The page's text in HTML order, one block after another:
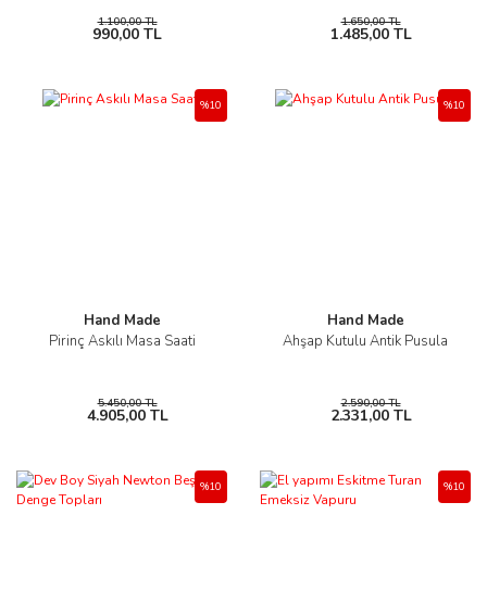
1.100,00 TL
990,00 TL
1.650,00 TL
1.485,00 TL
Hand Made
Pirinç Askılı Masa Saati
%10
5.450,00 TL
4.905,00 TL
Hand Made
Ahşap Kutulu Antik Pusula
%10
2.590,00 TL
2.331,00 TL
%10 %10